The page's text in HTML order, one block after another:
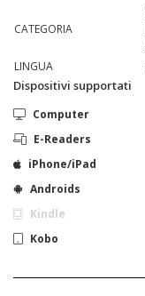
CATEGORIA
LINGUA
Dispositivi supportati
Computer
E-Readers
iPhone/iPad
Androids
Kindle
Kobo